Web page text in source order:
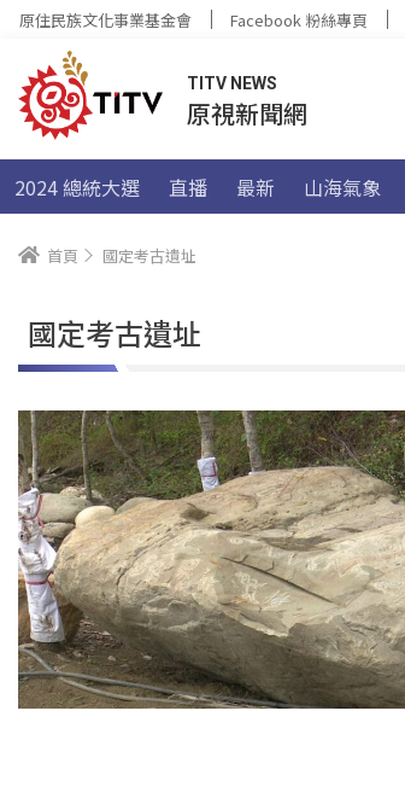
原住民族文化事業基金會 Facebook 粉絲專頁
TITV NEWS
原視新聞網
2024 總統大選 直播 最新 山海氣象
首頁 國定考古遺址
國定考古遺址